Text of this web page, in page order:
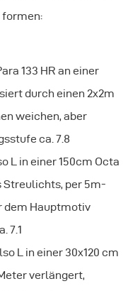
formen:
133 HR an einer
durch einen 2x2m
weichen, aber
ca. 7.8
L in einer 150cm Octa
Streulichts, per 5m-
dem Hauptmotiv
7.1
L in einer 30x120 cm
verlängert,